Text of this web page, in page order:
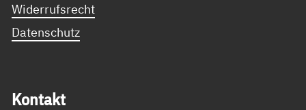
Widerrufsrecht
Datenschutz
Kon­takt